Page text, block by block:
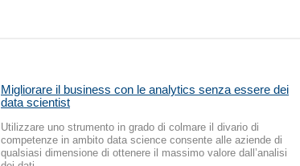
Migliorare il business con le analytics senza essere dei
data scientist
Utilizzare uno strumento in grado di colmare il divario di
competenze in ambito data science consente alle aziende di
qualsiasi dimensione di ottenere il massimo valore dall’analisi